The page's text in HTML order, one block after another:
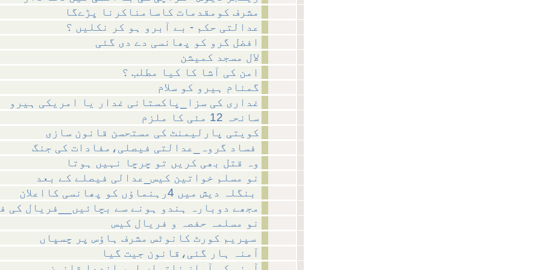
مشرف کومقدمات کاسامناکرنا پڑےگا
عدالتی حکم - بے آبرو ہو کر نکلیں ؟
افضل گرو کو پھانسی دے دی گئی
لال مسجد کمیشن
امن کی آشا کا کیا مطلب ؟
گمنام ہیرو کو سلام
غداری کی سزا_پاکستانی غدار یا امریکی ہیرو
سانحہ 12 مئی کا ملزم
کویتی پارلیمنٹ کی مستحسن قانون سازی
وہ قتل بھی کریں تو چرچا نہیں ہوتا
نو مسلم خواتین کیس_عدالی فیصلے کے بعد
مجھے دوبارہ ہندو ہونے سے بچائیں__فریال کی
نو مسلمہ حفصہ و فریال کیس
آمنہ ہار گئی،قانون جیت گیا